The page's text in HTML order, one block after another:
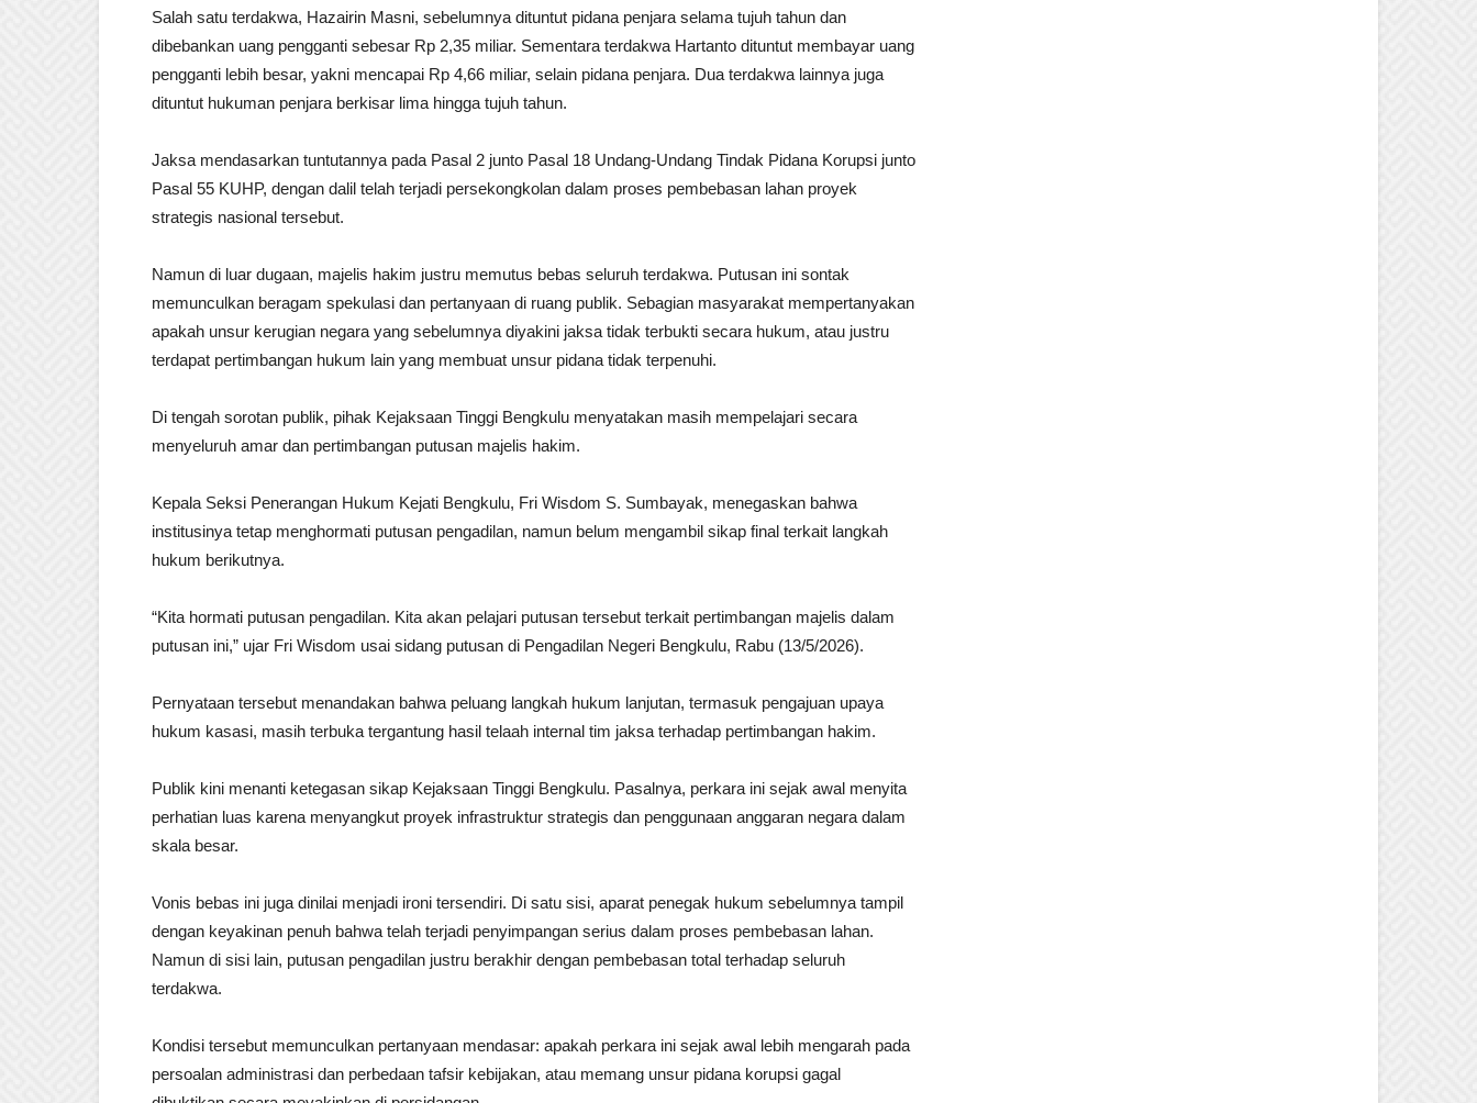
Salah satu terdakwa, Hazairin Masni, sebelumnya dituntut pidana penjara selama tujuh tahun dan
dibebankan uang pengganti sebesar Rp 2,35 miliar. Sementara terdakwa Hartanto dituntut membayar uang
pengganti lebih besar, yakni mencapai Rp 4,66 miliar, selain pidana penjara. Dua terdakwa lainnya juga
dituntut hukuman penjara berkisar lima hingga tujuh tahun.
Jaksa mendasarkan tuntutannya pada Pasal 2 junto Pasal 18 Undang-Undang Tindak Pidana Korupsi junto
Pasal 55 KUHP, dengan dalil telah terjadi persekongkolan dalam proses pembebasan lahan proyek
strategis nasional tersebut.
Namun di luar dugaan, majelis hakim justru memutus bebas seluruh terdakwa. Putusan ini sontak
memunculkan beragam spekulasi dan pertanyaan di ruang publik. Sebagian masyarakat mempertanyakan
apakah unsur kerugian negara yang sebelumnya diyakini jaksa tidak terbukti secara hukum, atau justru
terdapat pertimbangan hukum lain yang membuat unsur pidana tidak terpenuhi.
Di tengah sorotan publik, pihak Kejaksaan Tinggi Bengkulu menyatakan masih mempelajari secara
menyeluruh amar dan pertimbangan putusan majelis hakim.
Kepala Seksi Penerangan Hukum Kejati Bengkulu, Fri Wisdom S. Sumbayak, menegaskan bahwa
institusinya tetap menghormati putusan pengadilan, namun belum mengambil sikap final terkait langkah
hukum berikutnya.
“Kita hormati putusan pengadilan. Kita akan pelajari putusan tersebut terkait pertimbangan majelis dalam
putusan ini,” ujar Fri Wisdom usai sidang putusan di Pengadilan Negeri Bengkulu, Rabu (13/5/2026).
Pernyataan tersebut menandakan bahwa peluang langkah hukum lanjutan, termasuk pengajuan upaya
hukum kasasi, masih terbuka tergantung hasil telaah internal tim jaksa terhadap pertimbangan hakim.
Publik kini menanti ketegasan sikap Kejaksaan Tinggi Bengkulu. Pasalnya, perkara ini sejak awal menyita
perhatian luas karena menyangkut proyek infrastruktur strategis dan penggunaan anggaran negara dalam
skala besar.
Vonis bebas ini juga dinilai menjadi ironi tersendiri. Di satu sisi, aparat penegak hukum sebelumnya tampil
dengan keyakinan penuh bahwa telah terjadi penyimpangan serius dalam proses pembebasan lahan.
Namun di sisi lain, putusan pengadilan justru berakhir dengan pembebasan total terhadap seluruh
terdakwa.
Kondisi tersebut memunculkan pertanyaan mendasar: apakah perkara ini sejak awal lebih mengarah pada
persoalan administrasi dan perbedaan tafsir kebijakan, atau memang unsur pidana korupsi gagal